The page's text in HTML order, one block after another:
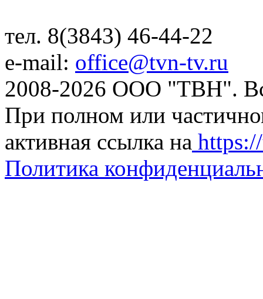
тел. 8(3843) 46-44-22
e-mail: office@tvn-tv.ru
2008-2026 ООО "ТВН".
При полном или
активная ссылка на
Политика